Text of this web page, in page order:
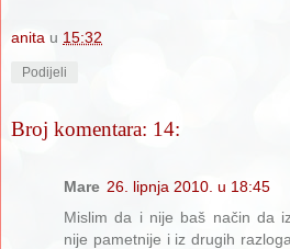
anita u 15:32
Podijeli
Broj komentara: 14:
Mare 26. lipnja 2010. u 18:45
Mislim da i nije baš način da
nije pametnije i iz drugih